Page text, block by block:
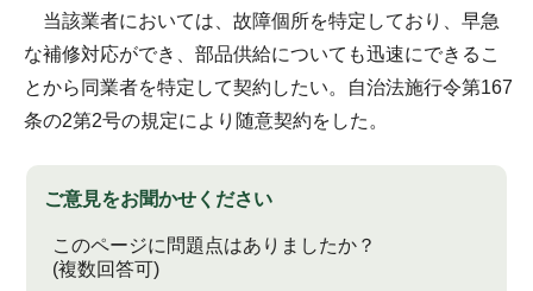
当該業者においては、故障個所を特定しており、早急
な補修対応ができ、部品供給についても迅速にできるこ
とから同業者を特定して契約したい。自治法施行令第167
条の2第2号の規定により随意契約をした。
ご意見をお聞かせください
このページに問題点はありましたか？
(複数回答可)